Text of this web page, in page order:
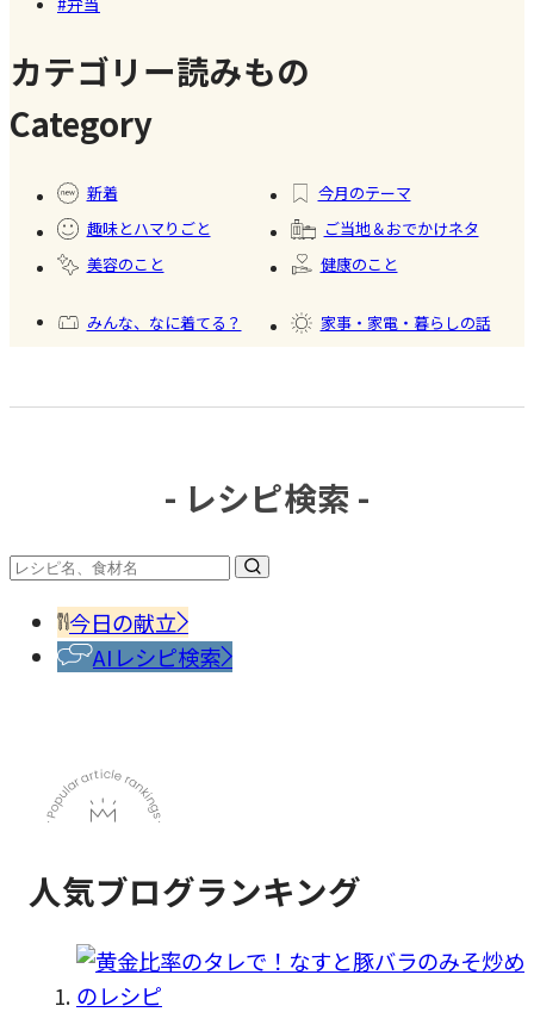
製フ
ード
料・
香辛
料
のスイー
ツ商品】
#かき
#健康
カテゴリー読みもの
Category
新着
今月のテーマ
趣味とハマりごと
ご当地＆おでかけネタ
美容のこと
健康のこと
みんな、なに着てる？
家事・家電・暮らしの話
- レシピ検索 -
今日の献立
AIレシピ検索
人気ブログランキング